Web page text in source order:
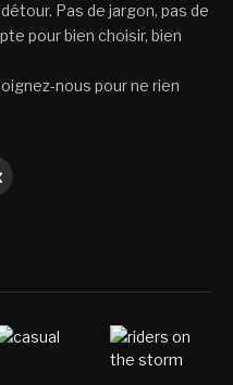
Pas de jargon, pas de
pour bien choisir, bien
nous pour ne rien